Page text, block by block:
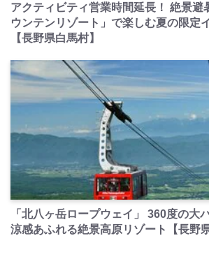
アクティビティ営業時間延長！ 絶景避
ウンテンリゾート」で楽しむ夏の限定
【長野県白馬村】
「北八ヶ岳ロープウェイ」 360度の大
涼感あふれる絶景高原リゾート【長野